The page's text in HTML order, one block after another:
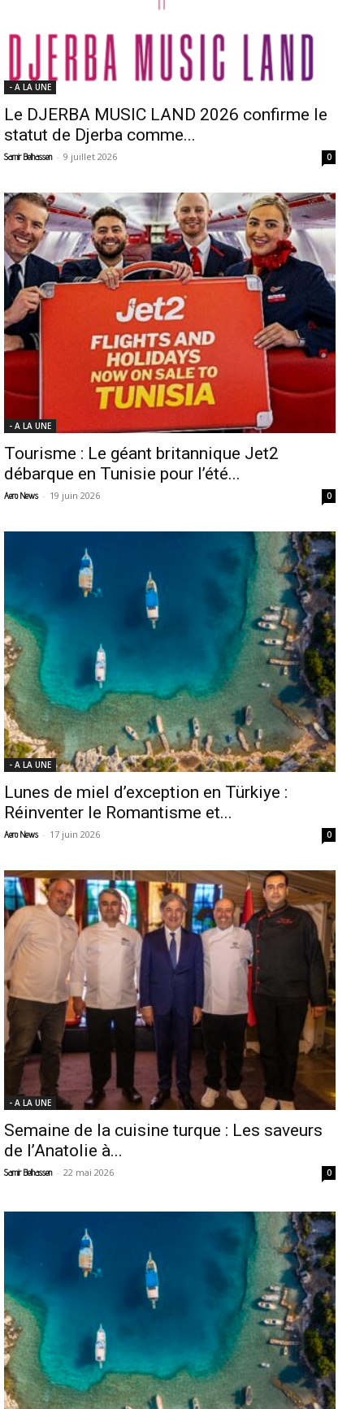
- A LA UNE
Le DJERBA MUSIC LAND 2026 confirme le
statut de Djerba comme...
Samir Belhassen - 9 juillet 2026 0
- A LA UNE
Tourisme : Le géant britannique Jet2
débarque en Tunisie pour l’été...
Aero News - 19 juin 2026 0
- A LA UNE
Lunes de miel d’exception en Türkiye :
Réinventer le Romantisme et...
Aero News - 17 juin 2026 0
- A LA UNE
Semaine de la cuisine turque : Les saveurs
de l’Anatolie à...
Samir Belhassen - 22 mai 2026 0